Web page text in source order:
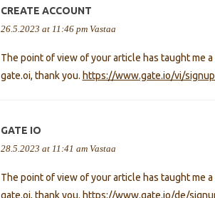
CREATE ACCOUNT
26.5.2023 at 11:46 pm Vastaa
The point of view of your article has taught me
gate.oi, thank you. https://www.gate.io/vi/
GATE IO
28.5.2023 at 11:41 am Vastaa
The point of view of your article has taught me
gate.oi, thank you. https://www.gate.io/de/